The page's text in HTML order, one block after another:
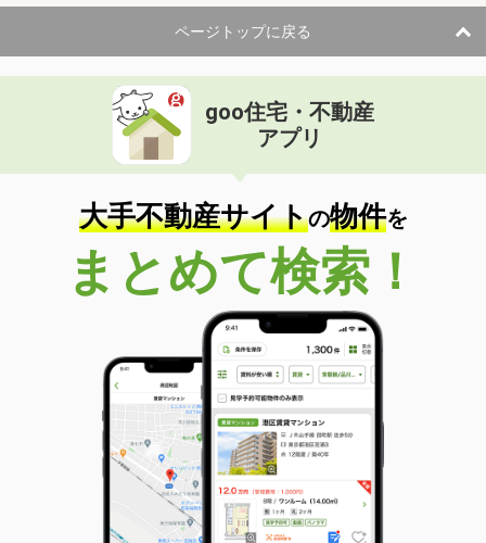
ページトップに戻る
goo住宅・不動産
アプリ
大手不動産サイトの物件を
まとめて検索！